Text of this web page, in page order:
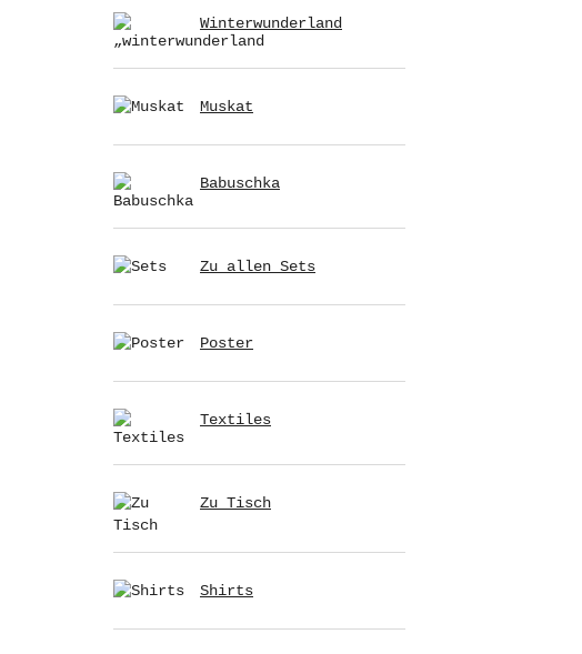
Winterwunderland
Muskat
Babuschka
Zu allen Sets
Poster
Textiles
Zu Tisch
Shirts